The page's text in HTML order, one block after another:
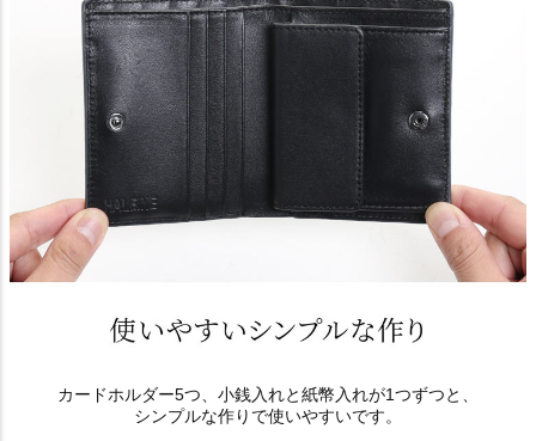
カードホルダー5つ、小銭入れと紙幣入れが1つずつと、
シンプルな作りで使いやすいです。